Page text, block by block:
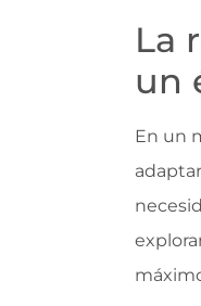
La
un
En un